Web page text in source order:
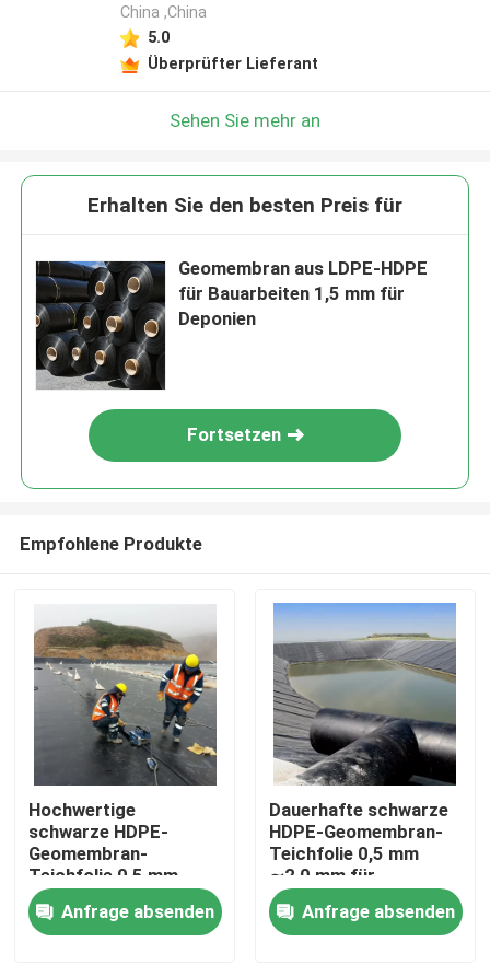
Startseite
Produkte
China ,China
5.0
Überprüfter Lieferant
Sehen Sie mehr an
Erhalten Sie den besten Preis für
Geomembran aus LDPE-HDPE
für Bauarbeiten 1,5 mm für
Deponien
Fortsetzen
Empfohlene Produkte
Hochwertige
schwarze HDPE-
Geomembran-
Teichfolie 0,5 mm
∼2,0 mm für
Fischzucht,
Aquakulturbecken,
Anfrage absenden
Dauerhafte schwarze
HDPE-Geomembran-
Teichfolie 0,5 mm
∼2,0 mm für
Kreislauf-
Fischbecken,
Aquakulturbecken,
Anfrage absenden